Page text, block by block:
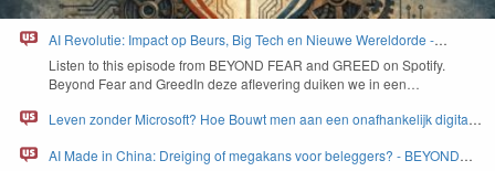
AI Revolutie: Impact op Beurs, Big Tech en Nieuwe Wereldorde -
BEYOND FEAR and GREED
Lis­ten to this episode from BEYOND FEAR and GREED on Spo­ti­fy.
Beyond Fear and Greed­In deze aflev­er­ing duiken we in een…
Leven zonder Microsoft? Hoe Bouwt men aan een onafhankelijk digitaal
AI Made in China: Dreiging of megakans voor beleggers? - BEYOND